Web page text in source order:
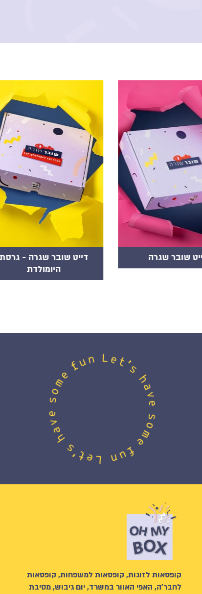
שגרה - גרסת
היומולדת
הדייט של החיים שלכם
קופסאות לזוגות, קופסאות למשפחות, קופסאות
לחבר’ה, האפי האוור במשרד, יום גיבוש, מסיבת